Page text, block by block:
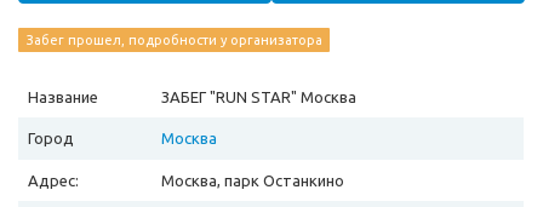
Забег прошел, подробности у организатора
Название ЗАБЕГ "RUN STAR" Москва
Город Москва
Адрес: Москва, парк Останкино